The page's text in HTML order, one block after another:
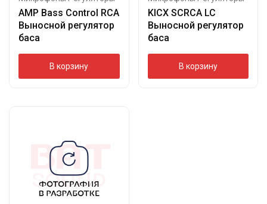
AMP Bass Control RCA
Выносной регулятор
баса
В корзину
KICX SCRCA LC
Выносной регулятор
баса
В корзину